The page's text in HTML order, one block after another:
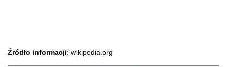
Źródło informacji: wikipedia.org